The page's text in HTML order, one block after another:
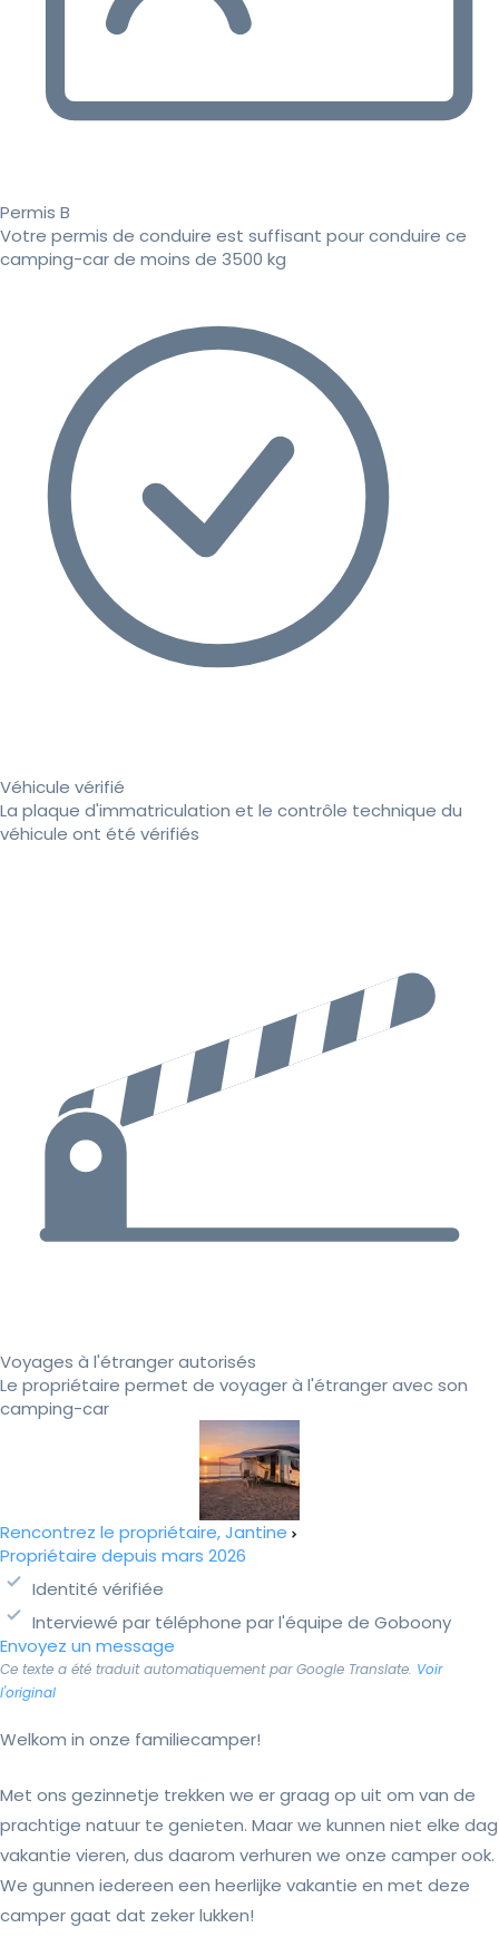
Permis B
Votre permis de conduire est suffisant pour conduire ce
camping-car de moins de 3500 kg
Véhicule vérifié
La plaque d'immatriculation et le contrôle technique du
véhicule ont été vérifiés
Voyages à l'étranger autorisés
Le propriétaire permet de voyager à l'étranger avec son
camping-car
Rencontrez le propriétaire, Jantine
Propriétaire depuis mars 2026
Identité vérifiée
Interviewé par téléphone par l'équipe de Goboony
Envoyez un message
Ce texte a été traduit automatiquement par Google Translate. Voir
l'original
Welkom in onze familiecamper!
Met ons gezinnetje trekken we er graag op uit om van de
prachtige natuur te genieten. Maar we kunnen niet elke dag
vakantie vieren, dus daarom verhuren we onze camper ook.
We gunnen iedereen een heerlijke vakantie en met deze
camper gaat dat zeker lukken!